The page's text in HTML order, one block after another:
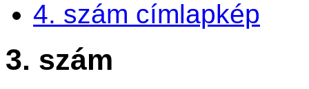
4. szám címlapkép
3. szám